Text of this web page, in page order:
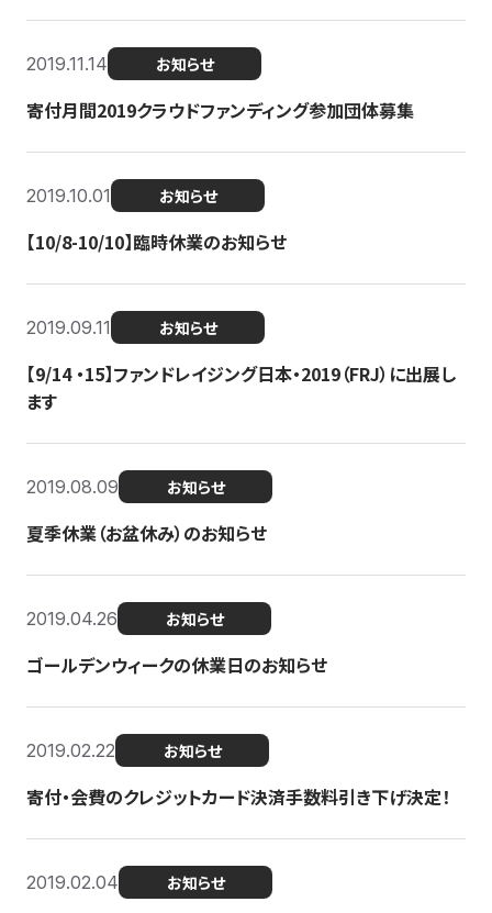
2019.11.14 お知らせ
寄付月間2019クラウドファンディング参加団体募集
2019.10.01 お知らせ
【10/8-10/10】臨時休業のお知らせ
2019.09.11 お知らせ
【9/14 ・15】ファンドレイジング日本・2019（FRJ）に出展し
ます
2019.08.09 お知らせ
夏季休業（お盆休み）のお知らせ
2019.04.26 お知らせ
ゴールデンウィークの休業日のお知らせ
2019.02.22 お知らせ
寄付・会費のクレジットカード決済手数料引き下げ決定！
2019.02.04 お知らせ